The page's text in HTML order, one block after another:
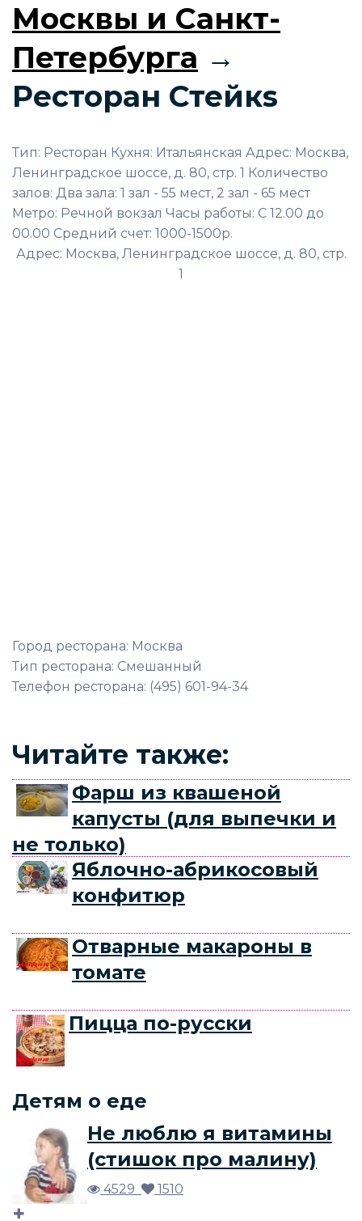
Москвы и Санкт-
Петербурга →
Ресторан Стейкs
Тип: Ресторан Кухня: Итальянская Адрес: Москва,
Ленинградское шоссе, д. 80, стр. 1 Количество
залов: Два зала: 1 зал - 55 мест, 2 зал - 65 мест
Метро: Речной вокзал Часы работы: С 12.00 до
00.00 Средний счет: 1000-1500р.
Адрес: Москва, Ленинградское шоссе, д. 80, стр.
1
Город ресторана: Москва
Тип ресторана: Смешанный
Телефон ресторана: (495) 601-94-34
Читайте также:
Фарш из квашеной
капусты (для выпечки и
не только)
Яблочно-абрикосовый
конфитюр
Отварные макароны в
томате
Пицца по-русски
Детям о еде
Не люблю я витамины
(стишок про малину)
4529 1510